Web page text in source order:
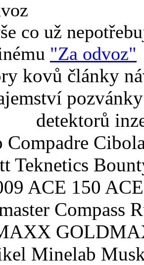
co už
"Za odvoz"
kovů články
detektorů
Compadre
Teknetics
ACE 150
Compass
Minelab